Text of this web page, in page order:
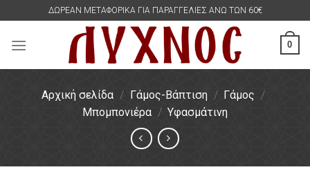
content
ΔΩΡΕΑΝ ΜΕΤΑΦΟΡΙΚΑ ΓΙΑ ΠΑΡΑΓΓΕΛΙΕΣ ΑΝΩ ΤΩΝ 60€
0
Αρχική σελίδα / Γάμος-Βάπτιση / Γάμος /
Μπομπονιέρα / Υφασμάτινη